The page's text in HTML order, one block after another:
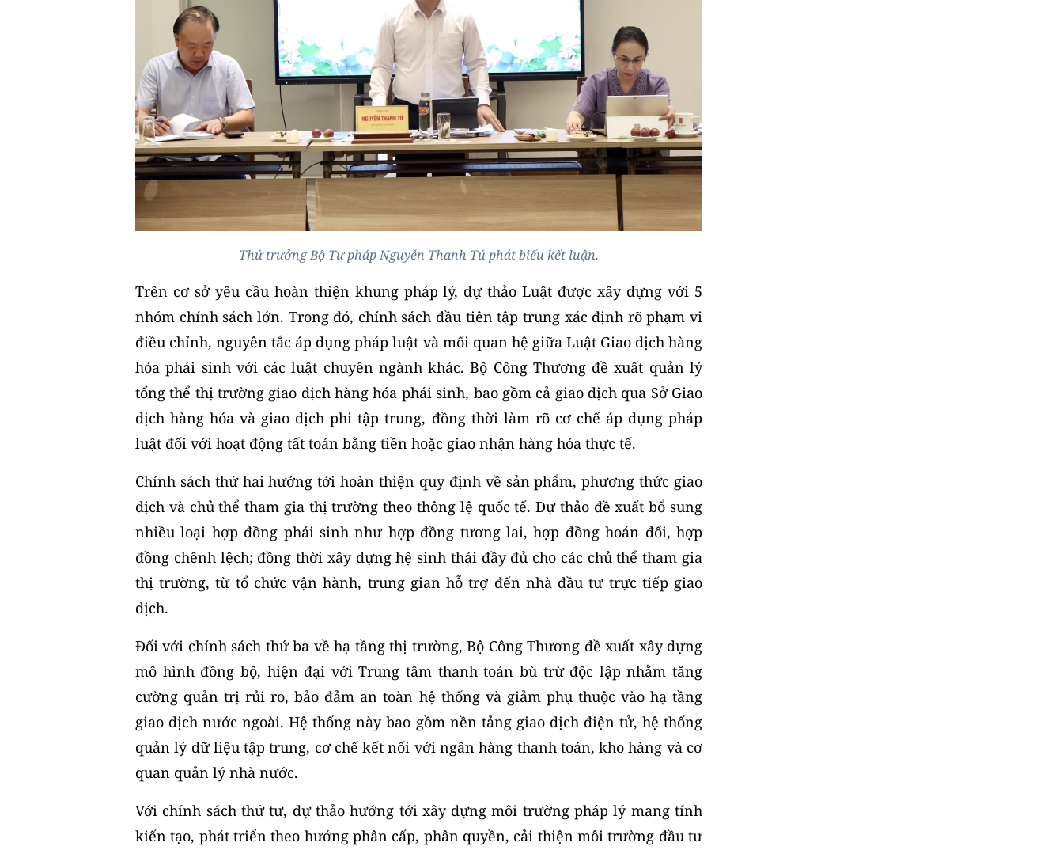
Thứ trưởng Bộ Tư pháp Nguyễn Thanh Tú phát biểu kết luận.
Trên cơ sở yêu cầu hoàn thiện khung pháp lý, dự thảo Luật được xây dựng với 5
nhóm chính sách lớn. Trong đó, chính sách đầu tiên tập trung xác định rõ phạm vi
điều chỉnh, nguyên tắc áp dụng pháp luật và mối quan hệ giữa Luật Giao dịch hàng
hóa phái sinh với các luật chuyên ngành khác. Bộ Công Thương đề xuất quản lý
tổng thể thị trường giao dịch hàng hóa phái sinh, bao gồm cả giao dịch qua Sở Giao
dịch hàng hóa và giao dịch phi tập trung, đồng thời làm rõ cơ chế áp dụng pháp
luật đối với hoạt động tất toán bằng tiền hoặc giao nhận hàng hóa thực tế.
Chính sách thứ hai hướng tới hoàn thiện quy định về sản phẩm, phương thức giao
dịch và chủ thể tham gia thị trường theo thông lệ quốc tế. Dự thảo đề xuất bổ sung
nhiều loại hợp đồng phái sinh như hợp đồng tương lai, hợp đồng hoán đổi, hợp
đồng chênh lệch; đồng thời xây dựng hệ sinh thái đầy đủ cho các chủ thể tham gia
thị trường, từ tổ chức vận hành, trung gian hỗ trợ đến nhà đầu tư trực tiếp giao
dịch.
Đối với chính sách thứ ba về hạ tầng thị trường, Bộ Công Thương đề xuất xây dựng
mô hình đồng bộ, hiện đại với Trung tâm thanh toán bù trừ độc lập nhằm tăng
cường quản trị rủi ro, bảo đảm an toàn hệ thống và giảm phụ thuộc vào hạ tầng
giao dịch nước ngoài. Hệ thống này bao gồm nền tảng giao dịch điện tử, hệ thống
quản lý dữ liệu tập trung, cơ chế kết nối với ngân hàng thanh toán, kho hàng và cơ
quan quản lý nhà nước.
Với chính sách thứ tư, dự thảo hướng tới xây dựng môi trường pháp lý mang tính
kiến tạo, phát triển theo hướng phân cấp, phân quyền, cải thiện môi trường đầu tư